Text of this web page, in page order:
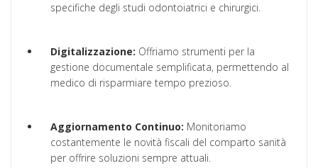
specifiche degli studi odontoiatrici e chirurgici.
Digitalizzazione: Offriamo strumenti per la
gestione documentale semplificata, permettendo al
medico di risparmiare tempo prezioso.
Aggiornamento Continuo: Monitoriamo
costantemente le novità fiscali del comparto sanità
per offrire soluzioni sempre attuali.